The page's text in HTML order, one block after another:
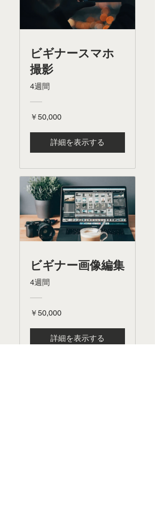
ビギナースマホ
撮影
4週間
￥50,000
詳細を表示する
ビギナー画像編集
4週間
￥50,000
詳細を表示する